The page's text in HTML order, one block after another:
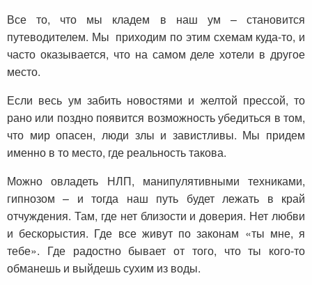
Все то, что мы кладем в наш ум – становится
путеводителем. Мы приходим по этим схемам куда-то, и
часто оказывается, что на самом деле хотели в другое
место.
Если весь ум забить новостями и желтой прессой, то
рано или поздно появится возможность убедиться в том,
что мир опасен, люди злы и завистливы. Мы придем
именно в то место, где реальность такова.
Можно овладеть НЛП, манипулятивными техниками,
гипнозом – и тогда наш путь будет лежать в край
отчуждения. Там, где нет близости и доверия. Нет любви
и бескорыстия. Где все живут по законам «ты мне, я
тебе». Где радостно бывает от того, что ты кого-то
обманешь и выйдешь сухим из воды.